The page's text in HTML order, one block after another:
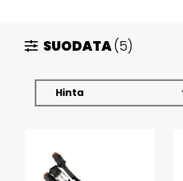
SUODATA(5)
Hinta